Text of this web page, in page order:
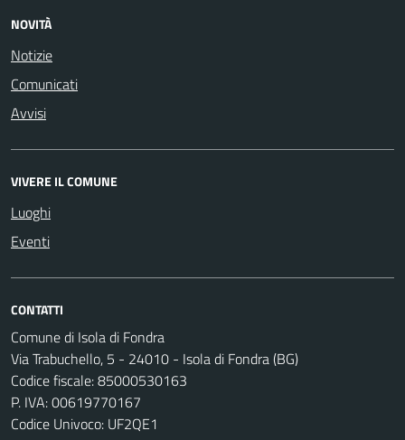
NOVITÀ
Notizie
Comunicati
Avvisi
VIVERE IL COMUNE
Luoghi
Eventi
CONTATTI
Comune di Isola di Fondra
Via Trabuchello, 5 - 24010 - Isola di Fondra (BG)
Codice fiscale: 85000530163
P. IVA: 00619770167
Codice Univoco: UF2QE1